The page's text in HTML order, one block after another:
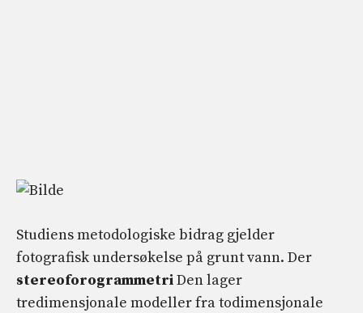
Studiens metodologiske bidrag gjelder
fotografisk undersøkelse på grunt vann. Der
stereoforogrammetriDen lager
tredimensjonale modeller fra todimensjonale